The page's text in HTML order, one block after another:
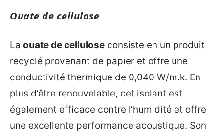
Ouate de cellulose
La ouate de cellulose consiste en un produit
recyclé provenant de papier et offre une
conductivité thermique de 0,040 W/m.k. En
plus d’être renouvelable, cet isolant est
également efficace contre l’humidité et offre
une excellente performance acoustique. Son